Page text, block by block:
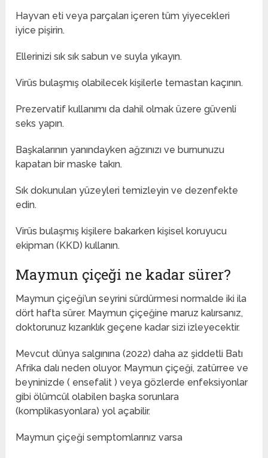
Hayvan eti veya parçaları içeren tüm yiyecekleri
iyice pişirin.
Ellerinizi sık sık sabun ve suyla yıkayın.
Virüs bulaşmış olabilecek kişilerle temastan kaçının.
Prezervatif kullanımı da dahil olmak üzere güvenli
seks yapın.
Başkalarının yanındayken ağzınızı ve burnunuzu
kapatan bir maske takın.
Sık dokunulan yüzeyleri temizleyin ve dezenfekte
edin.
Virüs bulaşmış kişilere bakarken kişisel koruyucu
ekipman (KKD) kullanın.
Maymun çiçeği ne kadar sürer?
Maymun çiçeği’un seyrini sürdürmesi normalde iki ila
dört hafta sürer. Maymun çiçeğine maruz kalırsanız,
doktorunuz kızarıklık geçene kadar sizi izleyecektir.
Mevcut dünya salgınına (2022) daha az şiddetli Batı
Afrika dalı neden oluyor. Maymun çiçeği, zatürree ve
beyninizde ( ensefalit ) veya gözlerde enfeksiyonlar
gibi ölümcül olabilen başka sorunlara
(komplikasyonlara) yol açabilir.
Maymun çiçeği semptomlarınız varsa